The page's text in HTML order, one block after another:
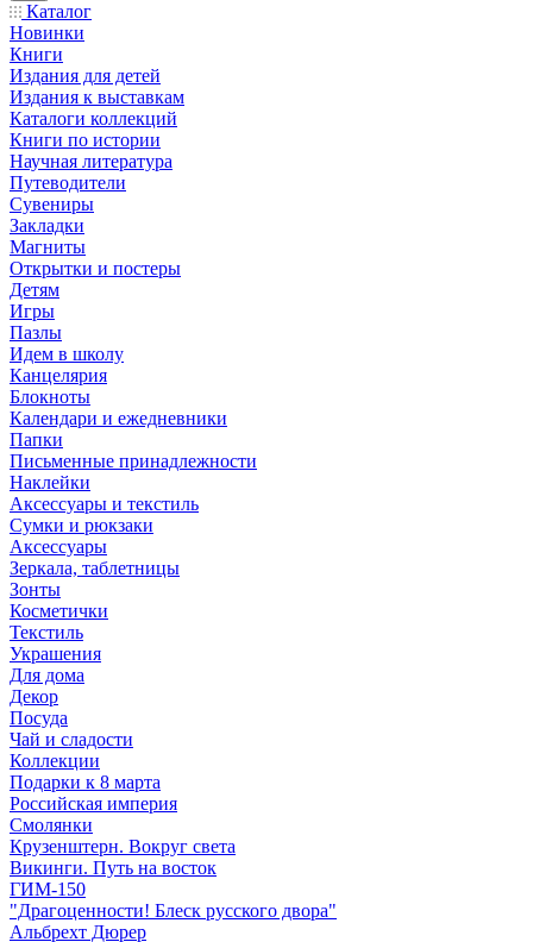
Каталог
Новинки
Книги
Издания для детей
Издания к выставкам
Каталоги коллекций
Книги по истории
Научная литература
Путеводители
Сувениры
Закладки
Магниты
Открытки и постеры
Детям
Игры
Пазлы
Идем в школу
Канцелярия
Блокноты
Календари и ежедневники
Папки
Письменные принадлежности
Наклейки
Аксессуары и текстиль
Сумки и рюкзаки
Аксессуары
Зеркала, таблетницы
Зонты
Косметички
Текстиль
Украшения
Для дома
Декор
Посуда
Чай и сладости
Коллекции
Подарки к 8 марта
Российская империя
Смолянки
Крузенштерн. Вокруг света
Викинги. Путь на восток
ГИМ-150
"Драгоценности! Блеск русского двора"
Альбрехт Дюрер